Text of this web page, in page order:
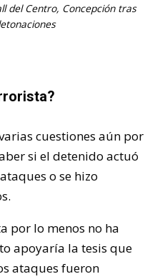
del Centro, Concepción tras
cuestiones aún por
si el detenido actuó
o se hizo
por lo menos no ha
apoyaría la tesis que
ataques fueron